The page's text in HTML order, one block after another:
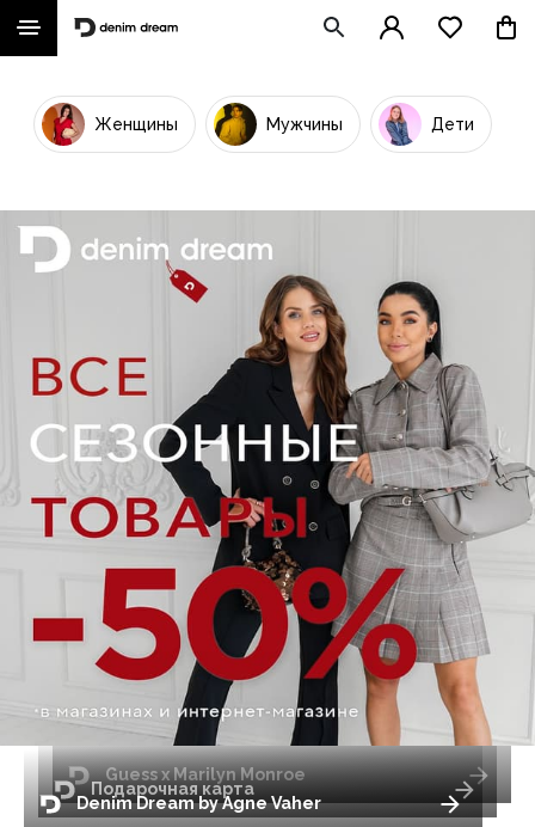
Женщины Мужчины Дети
Denim Dream by Agne Vaher
Подарочная карта
Guess x Marilyn Monroe